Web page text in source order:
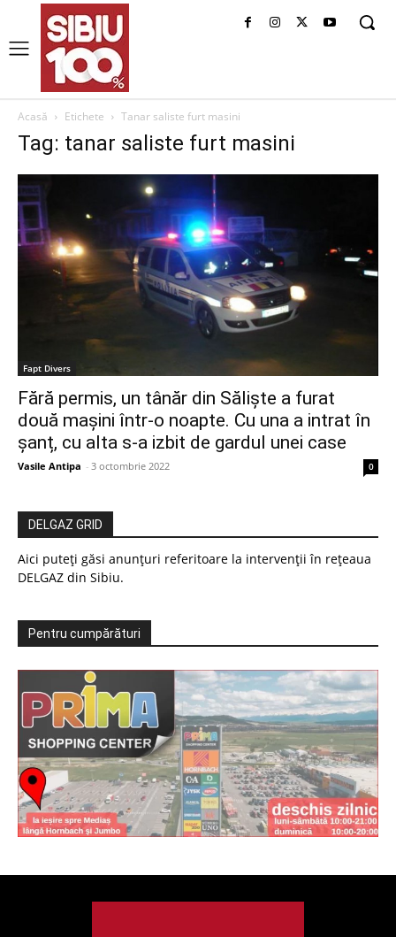
Acasă Etichete Tanar saliste furt masini
Tag: tanar saliste furt masini
Fapt Divers
Fără permis, un tânăr din Săliște a furat
două mașini într-o noapte. Cu una a intrat în
șanț, cu alta s-a izbit de gardul unei case
Vasile Antipa - 3 octombrie 2022 0
DELGAZ GRID
Aici puteți găsi anunțuri referitoare la intervenții în rețeaua
DELGAZ din Sibiu.
Pentru cumpărături